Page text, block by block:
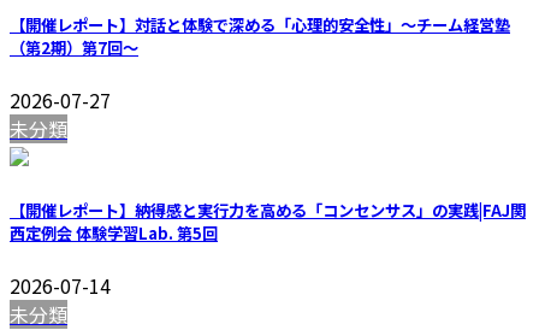
【開催レポート】対話と体験で深める「心理的安全性」〜チーム経営塾
（第2期）第7回〜
2026-07-27
未分類
【開催レポート】納得感と実行力を高める「コンセンサス」の実践|FAJ関
西定例会 体験学習Lab. 第5回
2026-07-14
未分類